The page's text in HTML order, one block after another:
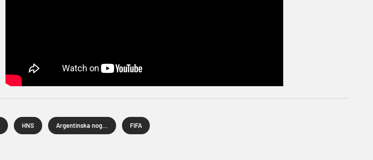
HNS Argentinska nogometna reprezentacija FIFA